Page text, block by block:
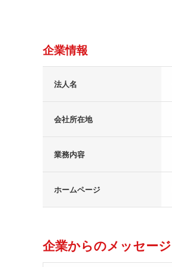
企業情報
法人名
会社所在地
業務内容
ホームページ
企業からのメッセージ